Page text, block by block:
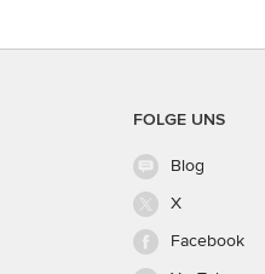
FOLGE UNS
Blog
X
Facebook